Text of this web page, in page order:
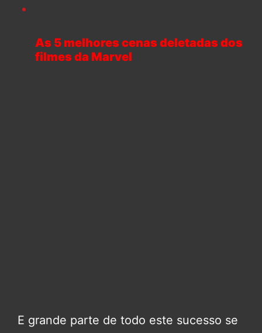
As 5 melhores cenas deletadas dos
filmes da Marvel
E grande parte de todo este sucesso se